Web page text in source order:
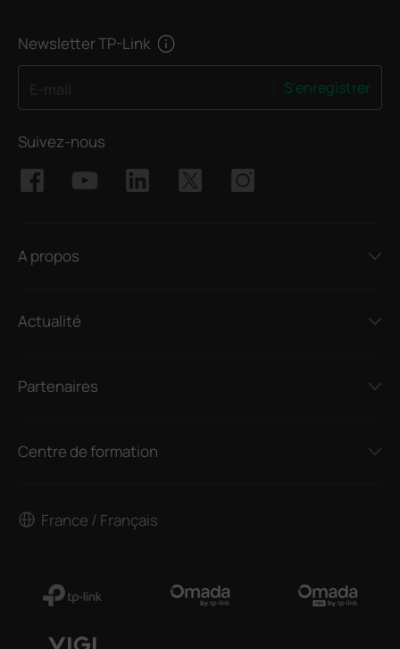
Newsletter TP-Link
S'enregistrer
Suivez-nous
A propos
Actualité
Partenaires
Centre de formation
France / Français